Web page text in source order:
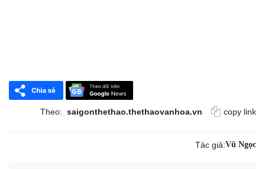
Theo: saigonthethao.thethaovanhoa.vn copy link
Tác giả:Vũ Ngọc